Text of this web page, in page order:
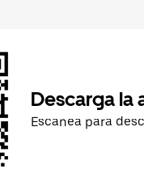
Descarga la
Escanea para